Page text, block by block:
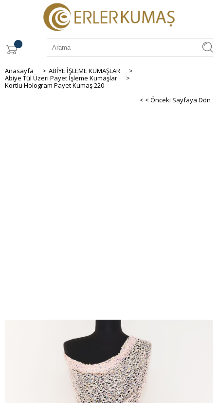
Anasayfa > ABİYE İŞLEME KUMAŞLAR
>
Abiye Tül Üzeri Payet İşleme Kumaşlar
>
Kortlu Hologram Payet Kumaş 220
< < Önceki Sayfaya Dön